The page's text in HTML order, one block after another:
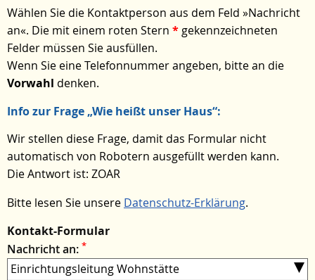
Wählen Sie die Kontaktperson aus dem Feld »Nachricht
an«. Die mit einem roten Stern * gekennzeichneten
Felder müssen Sie ausfüllen.
Wenn Sie eine Telefonnummer angeben, bitte an die
Vorwahl denken.
Info zur Frage „Wie heißt unser Haus“:
Wir stellen diese Frage, damit das Formular nicht
automatisch von Robotern ausgefüllt werden kann.
Die Antwort ist: ZOAR
Bitte lesen Sie unsere Datenschutz-Erklärung.
Kontakt-Formular
Nachricht an: *